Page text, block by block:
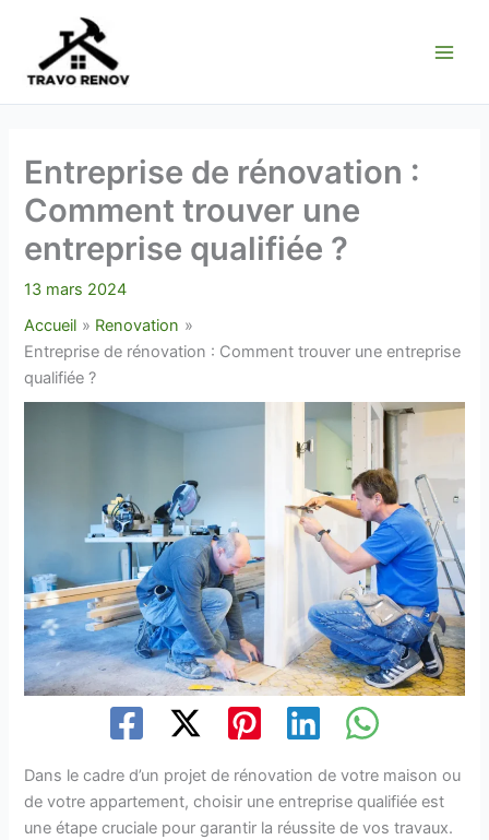
contenu
Entreprise de rénovation :
Comment trouver une
entreprise qualifiée ?
13 mars 2024
Accueil
Renovation
Entreprise de rénovation : Comment trouver une entreprise
qualifiée ?
Dans le cadre d’un projet de rénovation de votre maison ou
de votre appartement, choisir une entreprise qualifiée est
une étape cruciale pour garantir la réussite de vos travaux.